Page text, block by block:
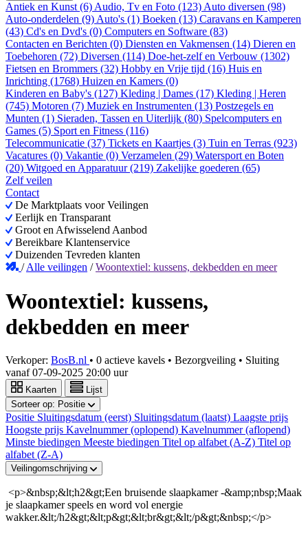
Antiek en Kunst (6) Audio, Tv en Foto (123) Auto diversen (98)
Auto-onderdelen (9) Auto's (1) Boeken (13) Caravans en Kamperen
(43) Cd's en Dvd's (0) Computers en Software (83)
Contacten en Berichten (0) Diensten en Vakmensen (14) Dieren en
Toebehoren (72) Diversen (114) Doe-het-zelf en Verbouw (1302)
Fietsen en Brommers (32) Hobby en Vrije tijd (16) Huis en
Inrichting (1768) Huizen en Kamers (0)
Kinderen en Baby's (127) Kleding | Dames (17) Kleding | Heren
(745) Motoren (7) Muziek en Instrumenten (13) Postzegels en
Munten (1) Sieraden, Tassen en Uiterlijk (80) Spelcomputers en
Games (5) Sport en Fitness (116)
Telecommunicatie (37) Tickets en Kaartjes (3) Tuin en Terras (923)
Vacatures (0) Vakantie (0) Verzamelen (29) Watersport en Boten
(20) Witgoed en Apparatuur (219) Zakelijke goederen (65)
Zelf veilen
Contact
De Marktplaats voor Veilingen
Eerlijk en Transparant
Groot en Afwisselend Aanbod
Bereikbare Klantenservice
Duizenden Tevreden klanten
/Alle veilingen /Woontextiel: kussens, dekbedden en meer
Woontextiel: kussens,
dekbedden en meer
Verkoper: BosB.nl • 0 actieve kavels • Bezorgveiling • Sluiting
vanaf07-09-2025 20:00 uur
Kaarten
Lijst
Sorteer op: Positie
Positie Sluitingsdatum (eerst) Sluitingsdatum (laatst) Laagste prijs
Hoogste prijs Kavelnummer (oplopend) Kavelnummer (aflopend)
Minste biedingen Meeste biedingen Titel op alfabet (A-Z) Titel op
alfabet (Z-A)
Veilingomschrijving
<p>&nbsp;&lt;h2&gt;Een bruisende slaapkamer -&amp;nbsp;Maak
je slaapkamer speels en word vol energie
wakker.&lt;/h2&gt;&lt;p&gt;&lt;br&gt;&lt;/p&gt;&nbsp;</p>